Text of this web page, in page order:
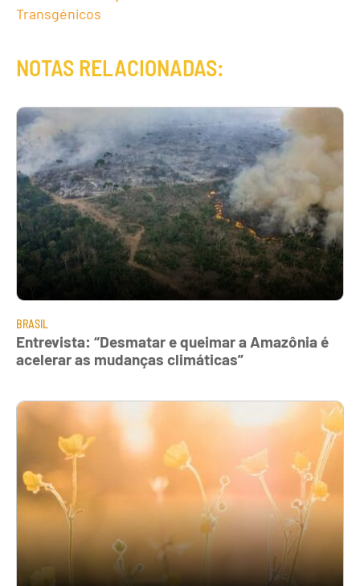
Transgénicos
NOTAS RELACIONADAS:
BRASIL
Entrevista: “Desmatar e queimar a Amazônia é
acelerar as mudanças climáticas”